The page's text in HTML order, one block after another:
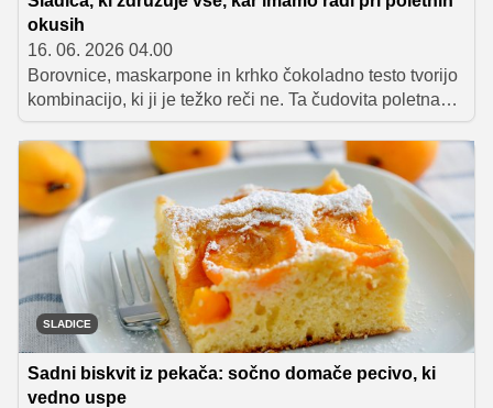
okusih
16. 06. 2026 04.00
Borovnice, maskarpone in krhko čokoladno testo tvorijo
kombinacijo, ki ji je težko reči ne. Ta čudovita poletna
sladica navduši z nežno kremo, sočnimi borovnicami in
hrustljavo čokoladno osnovo, prepričala pa bo tako
ljubitelje tradicije kot tiste, ki iščejo vrhunske
slaščičarske okuse.
SLADICE
Sadni biskvit iz pekača: sočno domače pecivo, ki
vedno uspe